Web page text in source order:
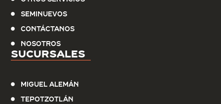
Sucursales
Miguel Alemán
Tepotzotlán
Seminuevos
Contáctanos
Nosotros